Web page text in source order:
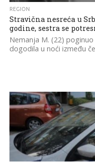
REGION
Stravična nesreća u
godine, sestra se
Nemanja M. (22)
dogodila u noći između